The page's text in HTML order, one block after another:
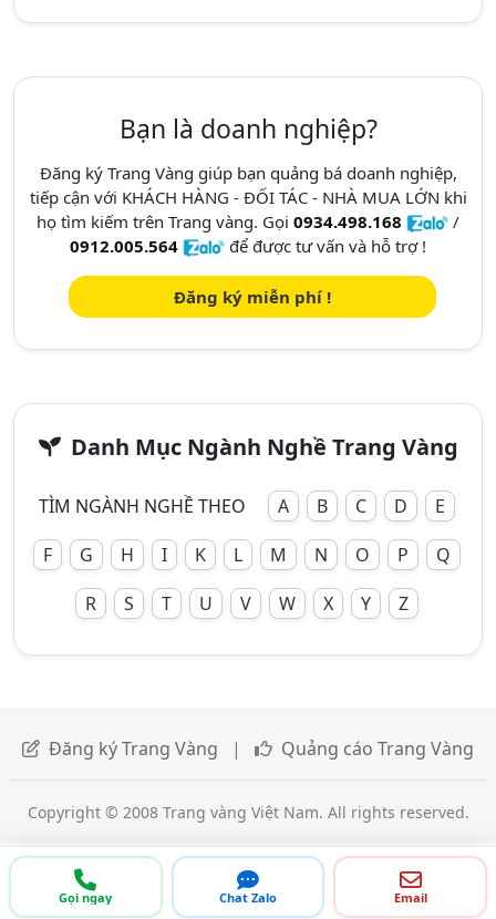
Gọi ngay Chat Zalo Email
Bạn là doanh nghiệp?
Đăng ký Trang Vàng giúp bạn quảng bá doanh nghiệp,
tiếp cận với KHÁCH HÀNG - ĐỐI TÁC - NHÀ MUA LỚN khi
họ tìm kiếm trên Trang vàng. Gọi 0934.498.168
/
0912.005.564
để được tư vấn và hỗ trợ !
Đăng ký miễn phí !
Danh Mục Ngành Nghề Trang Vàng
TÌM NGÀNH NGHỀ THEO A B C D
E
F
G H I K L M N O P
Q
R
S T U V W X Y Z
Đăng ký Trang Vàng | Quảng cáo Trang Vàng
Copyright © 2008 Trang vàng Việt Nam. All rights reserved.